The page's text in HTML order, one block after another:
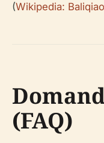
(Wikipedia: Baliqiao
(FAQ)